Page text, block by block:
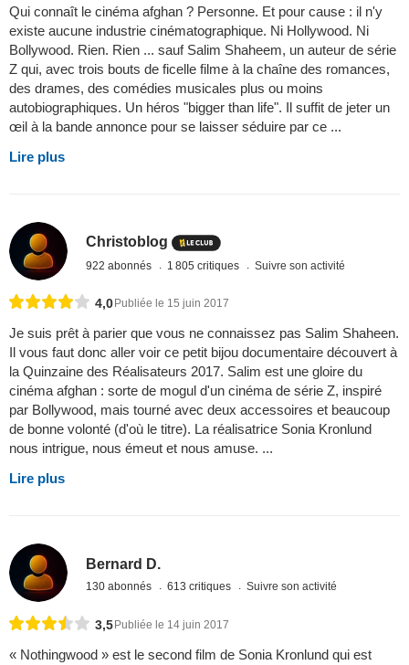
Qui connaît le cinéma afghan ? Personne. Et pour cause : il n'y
existe aucune industrie cinématographique. Ni Hollywood. Ni
Bollywood. Rien. Rien ... sauf Salim Shaheem, un auteur de série
Z qui, avec trois bouts de ficelle filme à la chaîne des romances,
des drames, des comédies musicales plus ou moins
autobiographiques. Un héros "bigger than life". Il suffit de jeter un
œil à la bande annonce pour se laisser séduire par ce ...
Lire plus
Christoblog
922 abonnés 1 805 critiques Suivre son activité
4,0Publiée le 15 juin 2017
Je suis prêt à parier que vous ne connaissez pas Salim Shaheen.
Il vous faut donc aller voir ce petit bijou documentaire découvert à
la Quinzaine des Réalisateurs 2017. Salim est une gloire du
cinéma afghan : sorte de mogul d'un cinéma de série Z, inspiré
par Bollywood, mais tourné avec deux accessoires et beaucoup
de bonne volonté (d'où le titre). La réalisatrice Sonia Kronlund
nous intrigue, nous émeut et nous amuse. ...
Lire plus
Bernard D.
130 abonnés 613 critiques Suivre son activité
3,5 Publiée le 14 juin 2017
« Nothingwood » est le second film de Sonia Kronlund qui est